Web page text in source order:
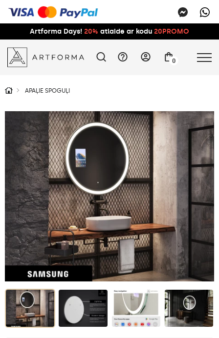
Artforma Days! 20% atlaide ar kodu 20PROMO
0
APAĻIE SPOGUĻI